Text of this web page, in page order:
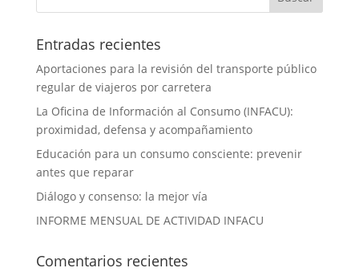
Entradas recientes
Aportaciones para la revisión del transporte público
regular de viajeros por carretera
La Oficina de Información al Consumo (INFACU):
proximidad, defensa y acompañamiento
Educación para un consumo consciente: prevenir
antes que reparar
Diálogo y consenso: la mejor vía
INFORME MENSUAL DE ACTIVIDAD INFACU
Comentarios recientes